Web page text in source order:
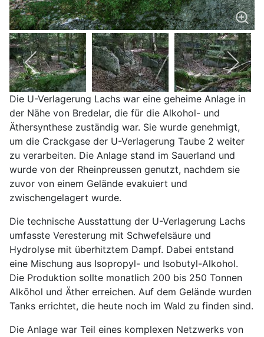
Die U-Verlagerung Lachs war eine geheime Anlage in
der Nähe von Bredelar, die für die Alkohol- und
Äthersynthese zuständig war. Sie wurde genehmigt,
um die Crackgase der U-Verlagerung Taube 2 weiter
zu verarbeiten. Die Anlage stand im Sauerland und
wurde von der Rheinpreussen genutzt, nachdem sie
zuvor von einem Gelände evakuiert und
zwischengelagert wurde.
Die technische Ausstattung der U-Verlagerung Lachs
umfasste Veresterung mit Schwefelsäure und
Hydrolyse mit überhitztem Dampf. Dabei entstand
eine Mischung aus Isopropyl- und Isobutyl-Alkohol.
Die Produktion sollte monatlich 200 bis 250 Tonnen
Alkōhol und Äther erreichen. Auf dem Gelände wurden
Tanks errichtet, die heute noch im Wald zu finden sind.
Die Anlage war Teil eines komplexen Netzwerks von